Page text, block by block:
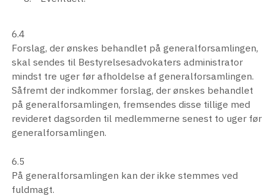
6.4
Forslag, der ønskes behandlet på generalforsamlingen,
skal sendes til Bestyrelsesadvokaters administrator
mindst tre uger før afholdelse af generalforsamlingen.
Såfremt der indkommer forslag, der ønskes behandlet
på generalforsamlingen, fremsendes disse tillige med
revideret dagsorden til medlemmerne senest to uger før
generalforsamlingen.
6.5
På generalforsamlingen kan der ikke stemmes ved
fuldmagt.